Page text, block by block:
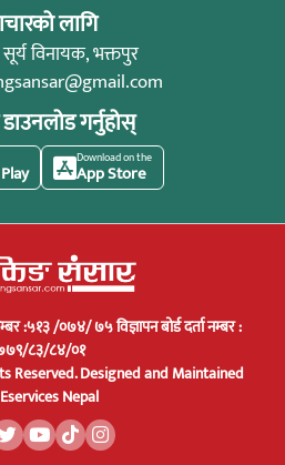
लागि
विनायक, भक्तपुर
डाउनलोड गर्नुहोस्
Download on the
App Store
:५१३ /०७४/ ७५ विज्ञापन बोर्ड दर्ता नम्बर :
८३/८४/०१
Reserved.Designed and Maintained
Eservices Nepal